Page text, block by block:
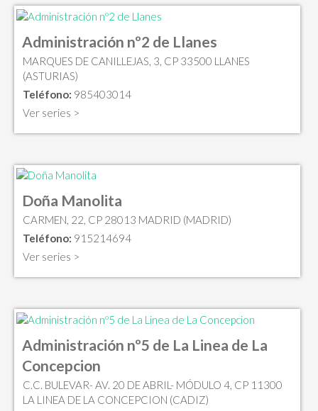
Administración nº2 de Llanes
MARQUES DE CANILLEJAS, 3, CP 33500 LLANES
(ASTURIAS)
Teléfono: 985403014
Ver series >
Doña Manolita
CARMEN, 22, CP 28013 MADRID (MADRID)
Teléfono: 915214694
Ver series >
Administración nº5 de La Linea de La
Concepcion
C.C. BULEVAR- AV. 20 DE ABRIL- MÓDULO 4, CP 11300
LA LINEA DE LA CONCEPCION (CADIZ)